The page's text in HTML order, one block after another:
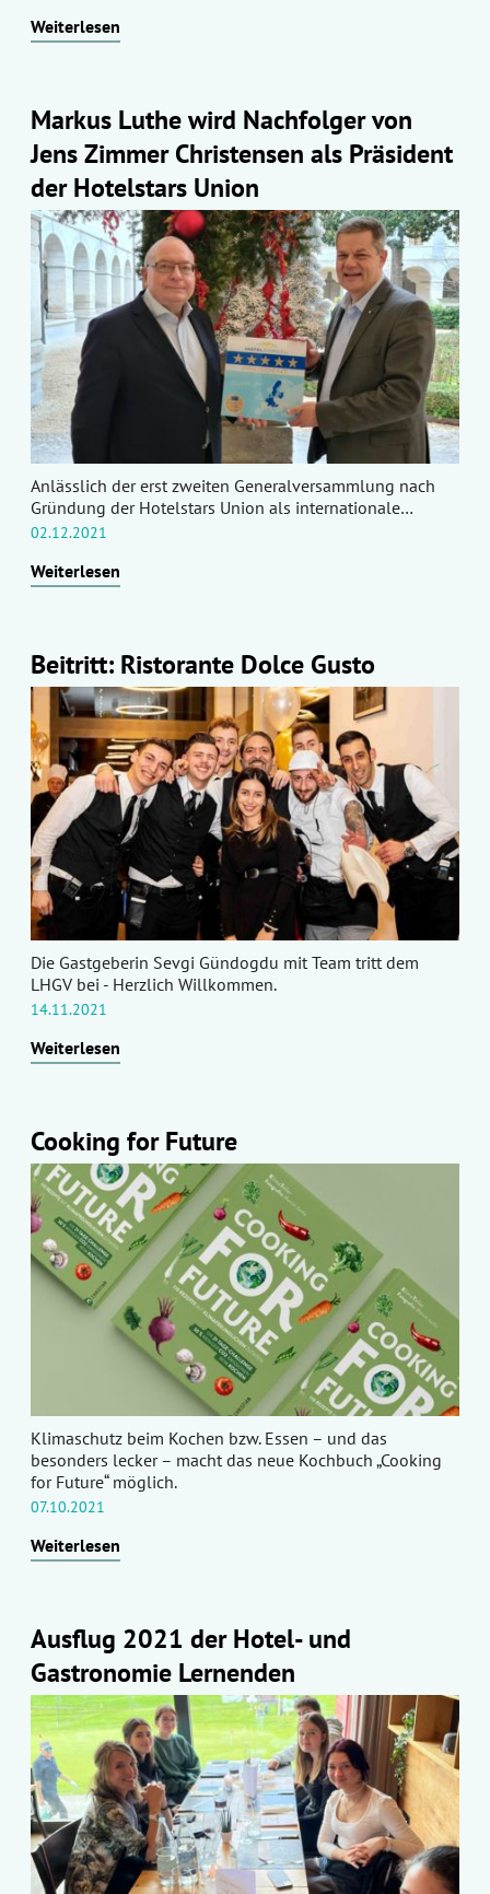
Weiterlesen
Markus Luthe wird Nachfolger von
Jens Zimmer Christensen als Präsident
der Hotelstars Union
Anlässlich der erst zweiten Generalversammlung nach
Gründung der Hotelstars Union als internationale…
02.12.2021
Weiterlesen
Beitritt: Ristorante Dolce Gusto
Die Gastgeberin Sevgi Gündogdu mit Team tritt dem
LHGV bei - Herzlich Willkommen.
14.11.2021
Weiterlesen
Cooking for Future
Klimaschutz beim Kochen bzw. Essen – und das
besonders lecker – macht das neue Kochbuch „Cooking
for Future“ möglich.
07.10.2021
Weiterlesen
Ausflug 2021 der Hotel- und
Gastronomie Lernenden